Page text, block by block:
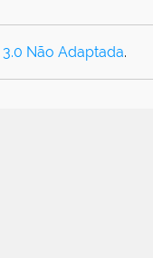
Não Adaptada.